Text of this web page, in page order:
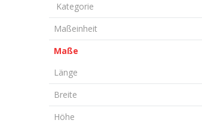
Kategorie
Maßeinheit
Maße
Länge
Breite
Höhe